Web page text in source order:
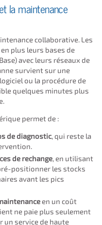
la maintenance
collaborative. Les
plus leurs bases de
avec leurs réseaux de
survient sur une
ou la procédure de
quelques minutes plus
permet de :
de diagnostic, qui reste la
de rechange , en utilisant
positionner les stocks
avant les pics
en un coût
ne paie plus seulement
un service de haute